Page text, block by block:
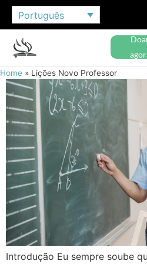
Português
Home » Lições Novo Professor
Introdução Eu sempre soube